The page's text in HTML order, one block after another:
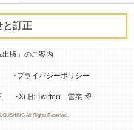
と訂正
出版」のご案内
プライバシーポリシー
X(旧: Twitter)－営業
All Rights Reserved.